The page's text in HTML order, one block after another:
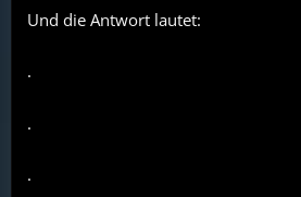
Und die Antwort lautet:
.
.
.